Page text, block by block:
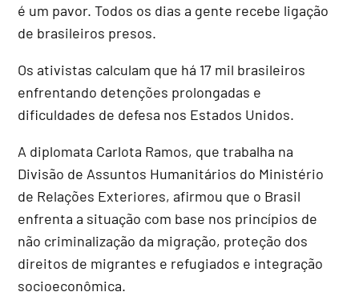
é um pavor. Todos os dias a gente recebe ligação
de brasileiros presos.
Os ativistas calculam que há 17 mil brasileiros
enfrentando detenções prolongadas e
dificuldades de defesa nos Estados Unidos.
A diplomata Carlota Ramos, que trabalha na
Divisão de Assuntos Humanitários do Ministério
de Relações Exteriores, afirmou que o Brasil
enfrenta a situação com base nos princípios de
não criminalização da migração, proteção dos
direitos de migrantes e refugiados e integração
socioeconômica.